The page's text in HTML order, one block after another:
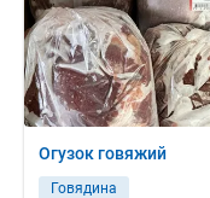
Огузок говяжий
Говядина